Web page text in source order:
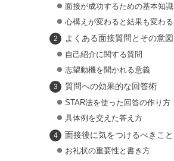
面接が成功するための基本知識
心構えが変わると結果も変わる
よくある面接質問とその意図
自己紹介に関する質問
志望動機を聞かれる意義
質問への効果的な回答術
STAR法を使った回答の作り方
具体例を交えた答え方
面接後に気をつけるべきこと
お礼状の重要性と書き方